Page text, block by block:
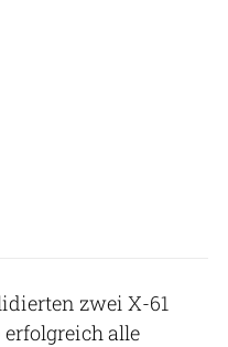
zwei X-61
erfolgreich alle